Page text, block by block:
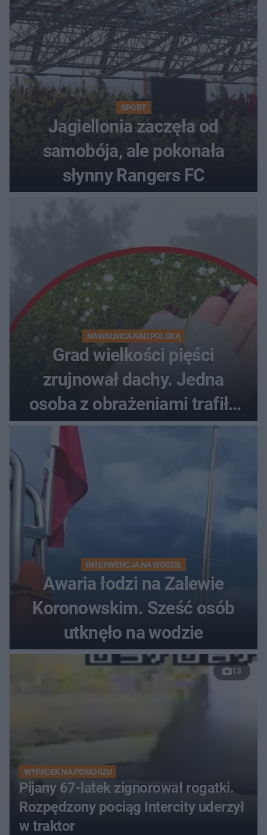
SPORT
Jagiellonia zaczęła od
samobója, ale pokonała
słynny Rangers FC
NAWAŁNICA NAD POLSKĄ
Grad wielkości pięści
zrujnował dachy. Jedna
osoba z obrażeniami trafiła
do szpitala
INTERWENCJA NA WODZIE
Awaria łodzi na Zalewie
Koronowskim. Sześć osób
utknęło na wodzie
13
WYPADEK NA POMORZU
Pijany 67-latek zignorował rogatki.
Rozpędzony pociąg Intercity uderzył
w traktor